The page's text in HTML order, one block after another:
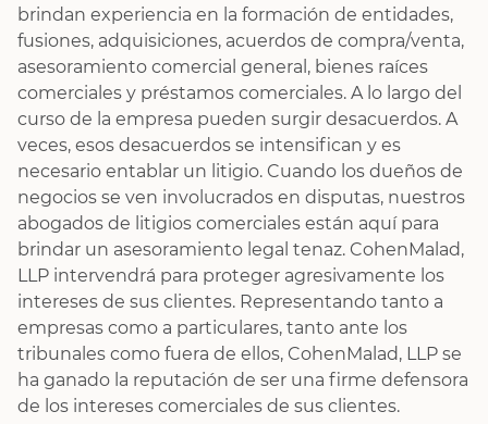
brindan experiencia en la formación de entidades,
fusiones, adquisiciones, acuerdos de compra/venta,
asesoramiento comercial general, bienes raíces
comerciales y préstamos comerciales. A lo largo del
curso de la empresa pueden surgir desacuerdos. A
veces, esos desacuerdos se intensifican y es
necesario entablar un litigio. Cuando los dueños de
negocios se ven involucrados en disputas, nuestros
abogados de litigios comerciales están aquí para
brindar un asesoramiento legal tenaz. CohenMalad,
LLP intervendrá para proteger agresivamente los
intereses de sus clientes. Representando tanto a
empresas como a particulares, tanto ante los
tribunales como fuera de ellos, CohenMalad, LLP se
ha ganado la reputación de ser una firme defensora
de los intereses comerciales de sus clientes.